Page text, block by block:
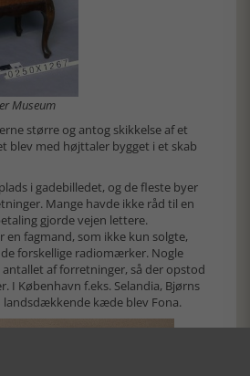
Museum
større og antog skikkelse af et
blev med højttaler bygget i et skab
i gadebilledet, og de fleste byer
Mange havde ikke råd til en
gjorde vejen lettere.
en fagmand, som ikke kun solgte,
forskellige radiomærker. Nogle
af forretninger, så der opstod
I København f.eks. Selandia, Bjørns
landsdækkende kæde blev Fona.